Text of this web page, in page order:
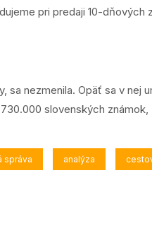
pri predaji 10-dňových
nezmenila. Opäť sa v nej
slovenských
správa analýza